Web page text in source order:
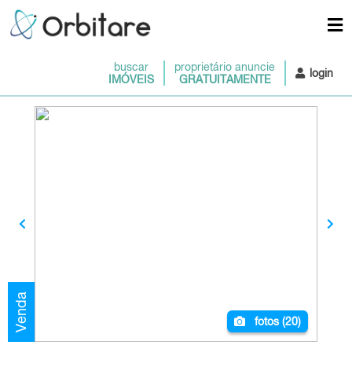
buscar
IMÓVEIS
proprietário anuncie
GRATUITAMENTE
login
Venda fotos (20)